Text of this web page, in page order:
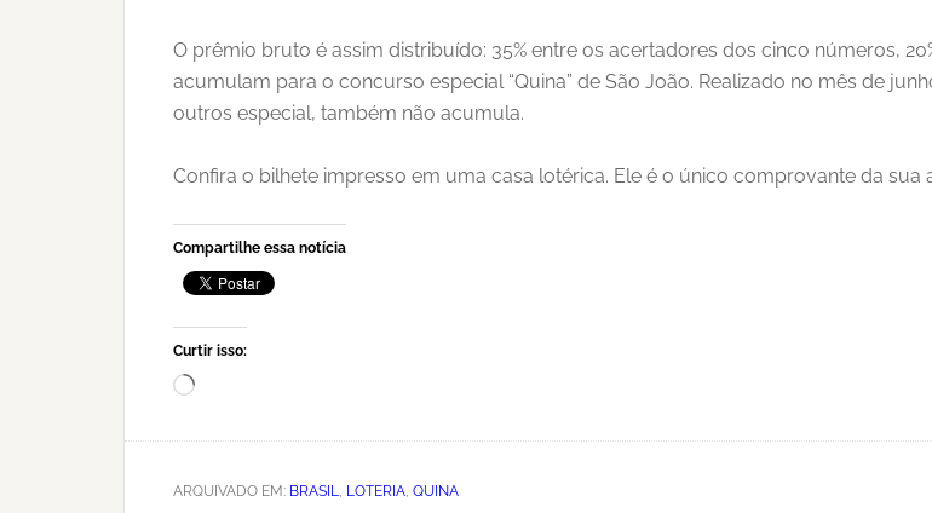
O prêmio bruto é assim distribuído: 35% entre os acertadores dos cinco números,
acumulam para o concurso especial “Quina” de São João. Realizado no mês de
outros especial, também não acumula.
Confira o bilhete impresso em uma casa lotérica. Ele é o único comprovante da sua
Compartilhe essa notícia
Curtir isso:
Carregando...
ARQUIVADO EM: BRASIL, LOTERIA, QUINA